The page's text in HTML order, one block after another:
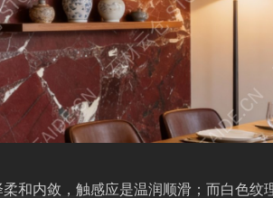
和内敛，触感应是温润顺滑；而白色纹